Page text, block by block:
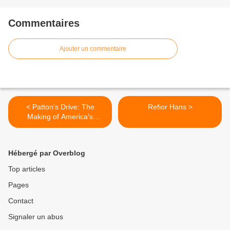
Commentaires
Ajouter un commentaire
< Patton's Drive: The
Making of America's
Greatest General
Refior Hans >
Hébergé par Overblog
Top articles
Pages
Contact
Signaler un abus